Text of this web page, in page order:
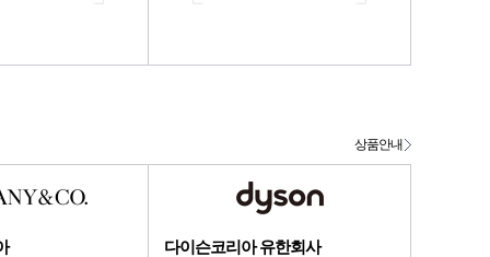
다이슨코리아 유한회사
상품안내